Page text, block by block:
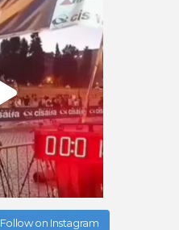
Follow on Instagram